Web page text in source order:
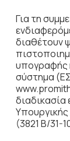
Για τη
διαθέτουν
υπογραφής
σύστημα
(3821 Β/31-